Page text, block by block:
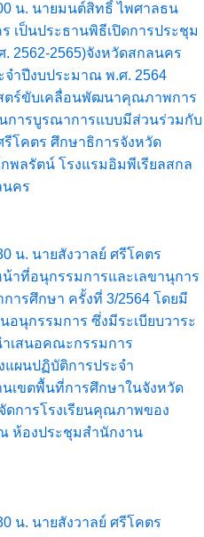
น. นายมนต์สิทธิ์ ไพศาลธน
เป็นประธานพิธีเปิดการประชุม
2565)จังหวัดสกลนคร
ำปีงบประมาณ พ.ศ. 2564
ตร์ขับเคลื่อนพัฒนาคุณภาพการ
การบูรณาการแบบมีส่วนร่วมกับ
โคตร ศึกษาธิการจังหวัด
พลรัตน์ โรงแรมอิมพีเรียลสกล
นคร
น. นายสังวาลย์ ศรีโคตร
าที่อนุกรรมการและเลขานุการ
ารศึกษา ครั้งที่ 3/2564 โดยมี
อนุกรรมการ ซึ่งมีระเบียบวาระ
เสนอคณะกรรมการ
แผนปฏิบัติการประจำ
เขตพื้นที่การศึกษาในจังหวัด
ดการโรงเรียนคุณภาพของ
ห้องประชุมสำนักงาน
น. นายสังวาลย์ ศรีโคตร